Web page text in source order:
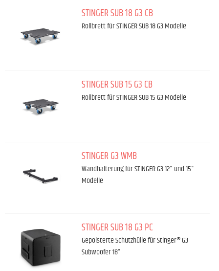
STINGER SUB 18 G3 CB
Rollbrett für STINGER SUB 18 G3 Modelle
STINGER SUB 15 G3 CB
Rollbrett für STINGER SUB 15 G3 Modelle
STINGER G3 WMB
Wandhalterung für STINGER G3 12" und 15"
Modelle
STINGER SUB 18 G3 PC
Gepolsterte Schutzhülle für Stinger® G3
Subwoofer 18"